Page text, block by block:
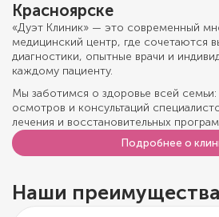
Красноярске
«Дуэт Клиник» — это современный
медицинский центр, где сочетаются
диагностики, опытные врачи и
каждому пациенту.
Мы заботимся о здоровье всей
осмотров и консультаций
лечения и восстановительных
Подробнее о
Наши преимущества